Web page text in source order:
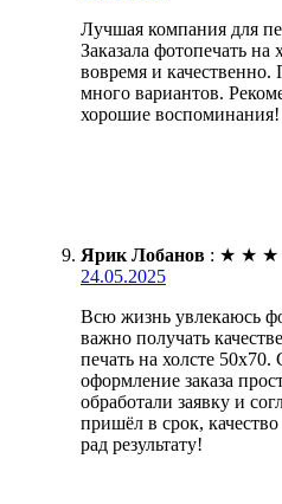
Лучшая компания для
Заказала фотопечать
вовремя и качественно.
много вариантов.
хорошие воспоминания!
Ярик Лобанов : ★ ★ ★
24.05.2025
Всю жизнь увлекаюсь
важно получать
печать на холсте
оформление заказа
обработали заявку и
пришёл в срок,
рад результату!